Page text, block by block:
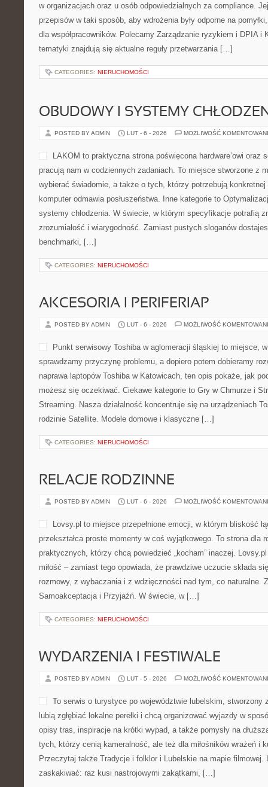
w organizacjach oraz u osób odpowiedzialnych za compliance.
przepisów w taki sposób, aby wdrożenia były odporne na
dla współpracowników. Polecamy Zarządzanie ryzykiem i DPIA i
tematyki znajdują się aktualne reguły przetwarzania […]
CATEGORIES: NIERUCHOMOŚCI
OBUDOWY I SYSTEMY
POSTED BY ADMIN LUT - 6 - 2026 MOŻLIWOŚĆ
LAKOM to praktyczna strona poświęcona hardware’owi oraz
pracują nam w codziennych zadaniach. To miejsce stworzone z
wybierać świadomie, a także o tych, którzy potrzebują
komputer odmawia posłuszeństwa. Inne kategorie to
systemy chłodzenia. W świecie, w którym specyfikacje potrafią
zrozumiałość i wiarygodność. Zamiast pustych sloganów
benchmarki, […]
CATEGORIES: NIERUCHOMOŚCI
AKCESORIA I PERIFERIAP
POSTED BY ADMIN LUT - 6 - 2026 MOŻLIWOŚĆ
Punkt serwisowy Toshiba w aglomeracji śląskiej to miejsce,
sprawdzamy przyczynę problemu, a dopiero potem dobieramy
naprawa laptopów Toshiba w Katowicach, ten opis pokaże, jak
możesz się oczekiwać. Ciekawe kategorie to Gry w Chmurze i
Streaming. Nasza działalność koncentruje się na urządzeniach
rodzinie Satellite. Modele domowe i klasyczne […]
CATEGORIES: NIERUCHOMOŚCI
RELACJE RODZINNE
POSTED BY ADMIN LUT - 6 - 2026 MOŻLIWOŚĆ
Lovsy.pl to miejsce przepełnione emocji, w którym bliskość
przekształca proste momenty w coś wyjątkowego. To strona dla
praktycznych, którzy chcą powiedzieć „kocham” inaczej.
miłość – zamiast tego opowiada, że prawdziwe uczucie składa
rozmowy, z wybaczania i z wdzięczności nad tym, co naturalne.
Samoakceptacja i Przyjaźń. W świecie, w […]
CATEGORIES: NIERUCHOMOŚCI
WYDARZENIA I FESTIWALE
POSTED BY ADMIN LUT - 5 - 2026 MOŻLIWOŚĆ
To serwis o turystyce po województwie lubelskim, stworzony
lubią zgłębiać lokalne perełki i chcą organizować wyjazdy w
opisy tras, inspiracje na krótki wypad, a także pomysły na
tych, którzy cenią kameralność, ale też dla miłośników wrażeń i
Przeczytaj także Tradycje i folklor i Lubelskie na mapie filmowej.
zaskakiwać: raz kusi nastrojowymi zakątkami, […]